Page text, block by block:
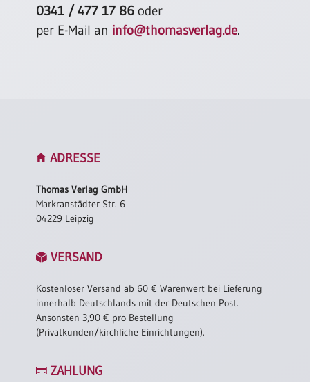
Urkundenscheine
0341 / 477 17 86 oder
per E-Mail an info@thomasverlag.de.
ADRESSE
Thomas Verlag GmbH
Markranstädter Str. 6
04229 Leipzig
VERSAND
Kostenloser Versand ab 60 € Warenwert bei Lieferung
innerhalb Deutschlands mit der Deutschen Post.
Ansonsten 3,90 € pro Bestellung
(Privatkunden/kirchliche Einrichtungen).
ZAHLUNG